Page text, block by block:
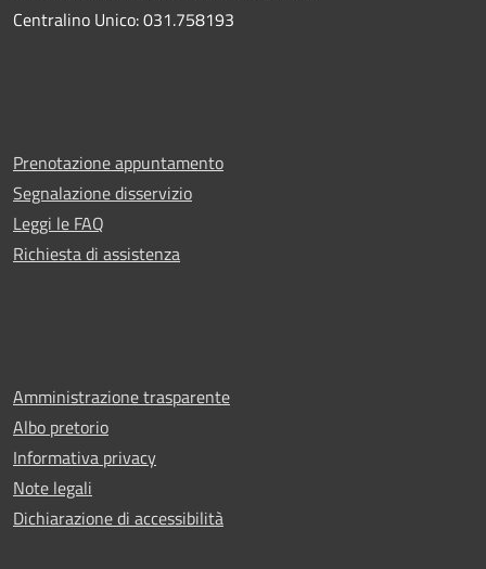
Centralino Unico: 031.758193
Prenotazione appuntamento
Segnalazione disservizio
Leggi le FAQ
Richiesta di assistenza
Amministrazione trasparente
Albo pretorio
Informativa privacy
Note legali
Dichiarazione di accessibilità